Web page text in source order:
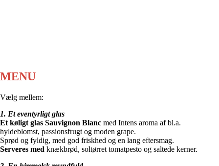
MENU
Vælg mellem:
1. Et eventyrligt glas
Et køligt glas Sauvignon Blanc med Intens aroma af bl.a.
hyldeblomst, passionsfrugt og moden grape.
Sprød og fyldig, med god friskhed og en lang eftersmag.
Serveres med knækbrød, soltørret tomatpesto og saltede kerner.